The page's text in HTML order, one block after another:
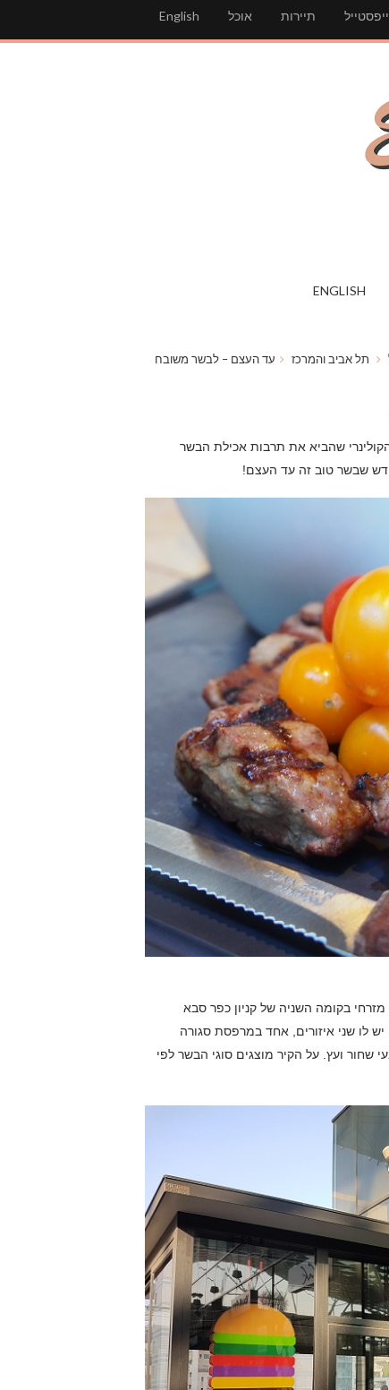
English אוכל תיירות
ENGLISH
תל אביב והמרכז עד העצם – לבשר משובח
שהביא את תרבות אכילת הבשר
שבשר טוב זה עד העצם!
בקומה השניה של קניון כפר סבא
לו שני איזורים, אחד במרפסת סגורה
שחור ועץ. על הקיר מוצגים סוגי הבשר לפי